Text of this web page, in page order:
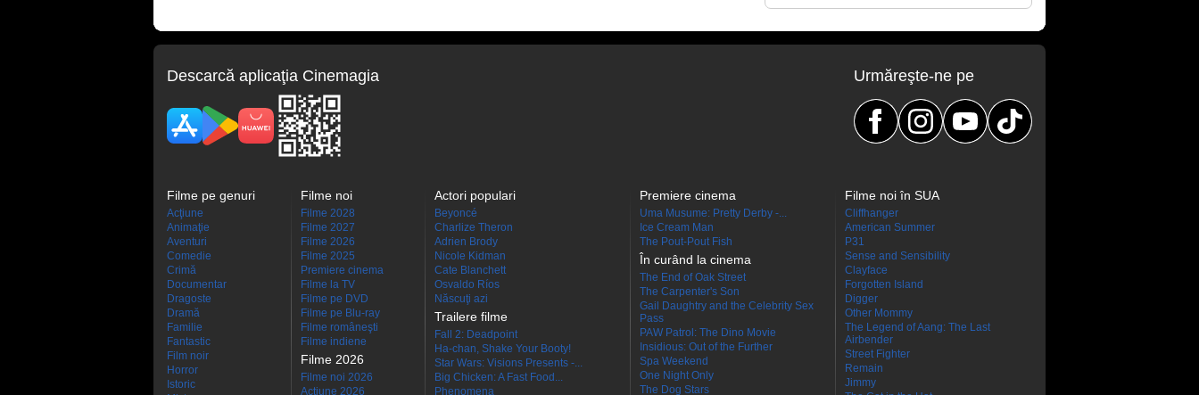
Descarcă aplicaţia Cinemagia Urmăreşte-ne pe
Filme pe genuri
Acţiune
Animaţie
Aventuri
Comedie
Crimă
Documentar
Dragoste
Dramă
Familie
Fantastic
Film noir
Horror
Istoric
Filme noi
Filme 2028
Filme 2027
Filme 2026
Filme 2025
Premiere cinema
Filme la TV
Filme pe DVD
Filme pe Blu-ray
Filme româneşti
Filme indiene
Filme 2026
Filme noi 2026
Actiune 2026
Actori populari
Beyoncé
Charlize Theron
Adrien Brody
Nicole Kidman
Cate Blanchett
Osvaldo Ríos
Născuţi azi
Trailere filme
Fall 2: Deadpoint
Ha-chan, Shake Your Booty!
Star Wars: Visions Presents -...
Big Chicken: A Fast Food...
Phenomena
Premiere cinema
Uma Musume: Pretty Derby -...
Ice Cream Man
The Pout-Pout Fish
În curând la cinema
The End of Oak Street
The Carpenter's Son
Gail Daughtry and the Celebrity Sex
Pass
PAW Patrol: The Dino Movie
Insidious: Out of the Further
Spa Weekend
One Night Only
The Dog Stars
Filme noi în SUA
Cliffhanger
American Summer
P31
Sense and Sensibility
Clayface
Forgotten Island
Digger
Other Mommy
The Legend of Aang: The Last
Airbender
Street Fighter
Remain
Jimmy